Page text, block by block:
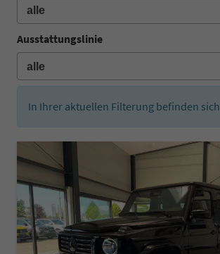
Ausstattungslinie
In Ihrer aktuellen Filterung befinden sich